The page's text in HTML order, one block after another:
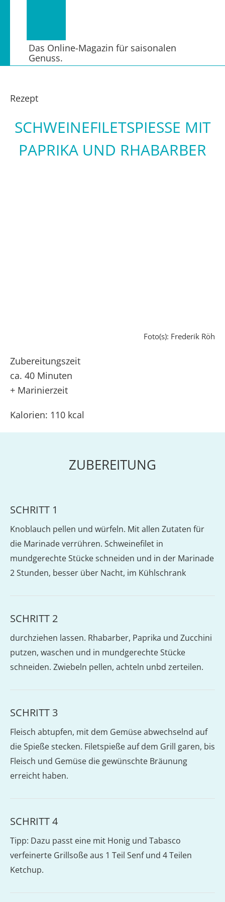
Das Online-Magazin für saisonalen
Genuss.
Rezept
SCHWEINEFILETSPIESSE MIT P
APRIKA UND RHABARBER
Foto(s): Frederik Röh
Zubereitungszeit
ca. 40 Minuten
+ Marinierzeit
Kalorien: 110 kcal
ZUBEREITUNG
SCHRITT 1
Knoblauch pellen und würfeln. Mit allen Zutaten für
die Marinade verrühren. Schweinefilet in
mundgerechte Stücke schneiden und in der Marinade
2 Stunden, besser über Nacht, im Kühlschrank
SCHRITT 2
durchziehen lassen. Rhabarber, Paprika und Zucchini
putzen, waschen und in mundgerechte Stücke
schneiden. Zwiebeln pellen, achteln unbd zerteilen.
SCHRITT 3
Fleisch abtupfen, mit dem Gemüse abwechselnd auf
die Spieße stecken. Filetspieße auf dem Grill garen, bis
Fleisch und Gemüse die gewünschte Bräunung
erreicht haben.
SCHRITT 4
Tipp: Dazu passt eine mit Honig und Tabasco
verfeinerte Grillsoße aus 1 Teil Senf und 4 Teilen
Ketchup.